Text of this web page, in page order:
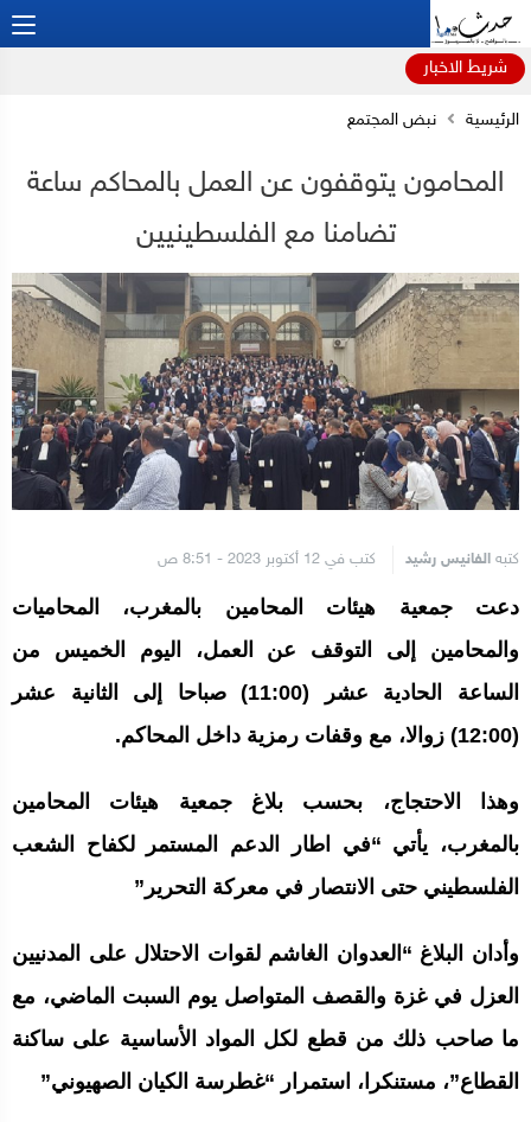
شريط الاخبار
الرئيسية نبض المجتمع
المحامون يتوقفون عن العمل بالمحاكم ساعة
تضامنا مع الفلسطينيين
كتبه الفانيس رشيد كتب في 12 أكتوبر 2023 - 8:51 ص
دعت جمعية هيئات المحامين بالمغرب، المحاميات
والمحامين إلى التوقف عن العمل، اليوم الخميس من
الساعة الحادية عشر (11:00) صباحا إلى الثانية عشر
(12:00) زوالا، مع وقفات رمزية داخل المحاكم.
وهذا الاحتجاج، بحسب بلاغ جمعية هيئات المحامين
بالمغرب، يأتي “في اطار الدعم المستمر لكفاح الشعب
الفلسطيني حتى الانتصار في معركة التحرير”
وأدان البلاغ “العدوان الغاشم لقوات الاحتلال على المدنيين
العزل في غزة والقصف المتواصل يوم السبت الماضي، مع
ما صاحب ذلك من قطع لكل المواد الأساسية على ساكنة
القطاع”، مستنكرا، استمرار “غطرسة الكيان الصهيوني”